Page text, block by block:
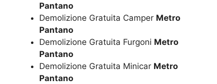
Pantano
Demolizione Gratuita Camper Metro
Pantano
Demolizione Gratuita Furgoni Metro
Pantano
Demolizione Gratuita Minicar Metro
Pantano